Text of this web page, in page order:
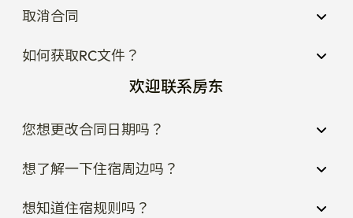
取消合同
如何获取RC文件？
欢迎联系房东
您想更改合同日期吗？
想了解一下住宿周边吗？
想知道住宿规则吗？